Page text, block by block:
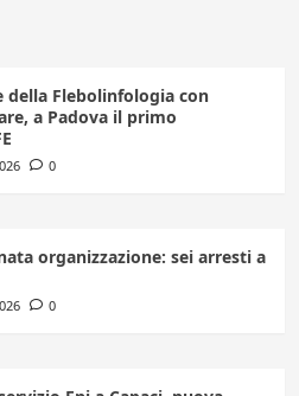
della Flebolinfologia con
a Padova il primo
0
organizzazione: sei arresti a
0